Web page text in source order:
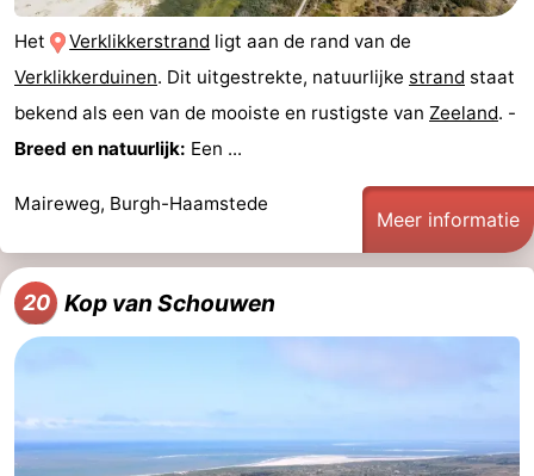
Het Verklikkerstrand ligt aan de rand van de
Verklikkerduinen. Dit uitgestrekte, natuurlijke strand staat
bekend als een van de mooiste en rustigste van Zeeland. -
Breed en natuurlijk: Een ...
Maireweg, Burgh-Haamstede
Meer informatie
20 Kop van Schouwen